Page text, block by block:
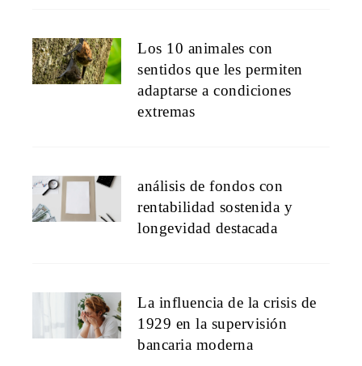
Los 10 animales con
sentidos que les permiten
adaptarse a condiciones
extremas
análisis de fondos con
rentabilidad sostenida y
longevidad destacada
La influencia de la crisis de
1929 en la supervisión
bancaria moderna